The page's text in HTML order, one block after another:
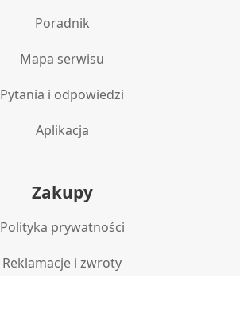
Poradnik
Mapa serwisu
Pytania i odpowiedzi
Aplikacja
Zakupy
Polityka prywatności
Reklamacje i zwroty